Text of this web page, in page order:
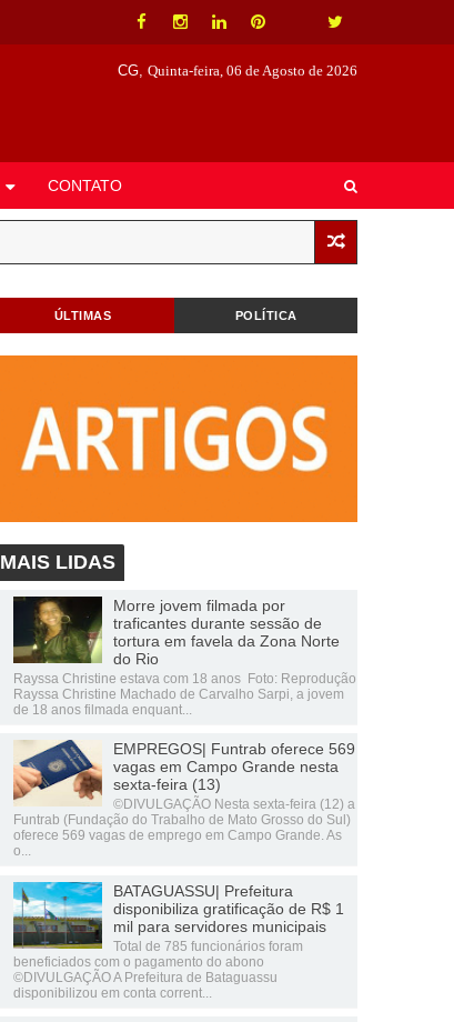
CG, Quinta-feira, 06 de Agosto de 2026
CONTATO
ÚLTIMAS POLÍTICA
MAIS LIDAS
Morre jovem filmada por
traficantes durante sessão de
tortura em favela da Zona Norte
do Rio
Rayssa Christine estava com 18 anos Foto: Reprodução
Rayssa Christine Machado de Carvalho Sarpi, a jovem
de 18 anos filmada enquant...
EMPREGOS| Funtrab oferece 569
vagas em Campo Grande nesta
sexta-feira (13)
©DIVULGAÇÃO Nesta sexta-feira (12) a
Funtrab (Fundação do Trabalho de Mato Grosso do Sul)
oferece 569 vagas de emprego em Campo Grande. As
o...
BATAGUASSU| Prefeitura
disponibiliza gratificação de R$ 1
mil para servidores municipais
Total de 785 funcionários foram
beneficiados com o pagamento do abono
©DIVULGAÇÃO A Prefeitura de Bataguassu
disponibilizou em conta corrent...